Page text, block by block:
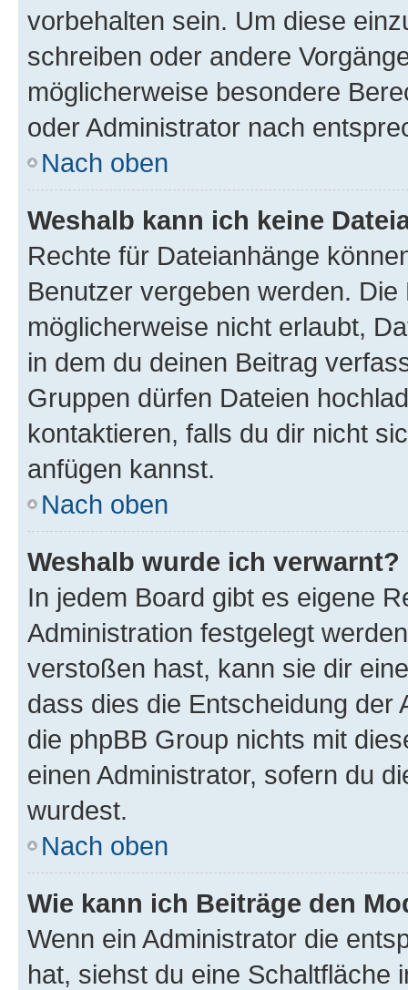
vorbehalten sein. Um diese
schreiben oder andere
möglicherweise besondere
oder Administrator nach
Nach oben
Weshalb kann ich keine
Rechte für Dateianhänge
Benutzer vergeben werden.
möglicherweise nicht erlaubt,
in dem du deinen Beitrag
Gruppen dürfen Dateien
kontaktieren, falls du dir nicht
anfügen kannst.
Nach oben
Weshalb wurde ich verwarnt?
In jedem Board gibt es eigene
Administration festgelegt
verstoßen hast, kann sie dir
dass dies die Entscheidung der
die phpBB Group nichts mit
einen Administrator, sofern du
wurdest.
Nach oben
Wie kann ich Beiträge den
Wenn ein Administrator die
hat, siehst du eine Schaltfläche